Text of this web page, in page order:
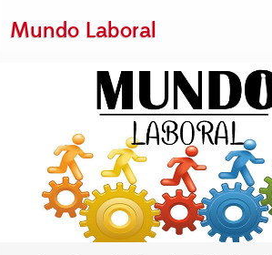
Mundo Laboral